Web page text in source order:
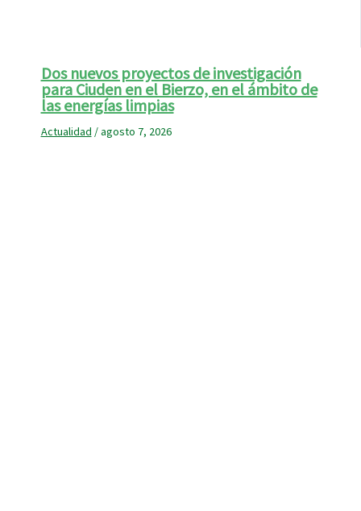
Dos nuevos proyectos de investigación
para Ciuden en el Bierzo, en el ámbito de
las energías limpias
Actualidad /agosto 7, 2026